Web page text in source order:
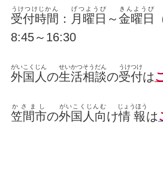
受付時間
うけつけじかん
： 月曜日
げつようび
～金曜日
きんようび
8:45～16:30
外国人
がいこくじん
の生活相談
せいかつそうだん
の受付
うけつけ
は
笠間市
かさまし
の外国人向
がいこくじんむ
け情報
じょうほう
は